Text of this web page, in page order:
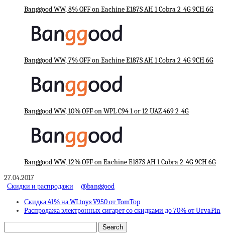
Banggood WW, 8% OFF on Eachine E187S AH 1 Cobra 2_4G 9CH 6G
Banggood WW, 7% OFF on Eachine E187S AH 1 Cobra 2_4G 9CH 6G
Banggood WW, 10% OFF on WPL C94 1 or 12 UAZ 469 2_4G
Banggood WW, 12% OFF on Eachine E187S AH 1 Cobra 2_4G 9CH 6G
27.04.2017
Скидки и распродажи
@banggood
Скидка 41% на WLtoys V950 от TomTop
Распродажа электронных сигарет со скидками до 70% от UrvaPin